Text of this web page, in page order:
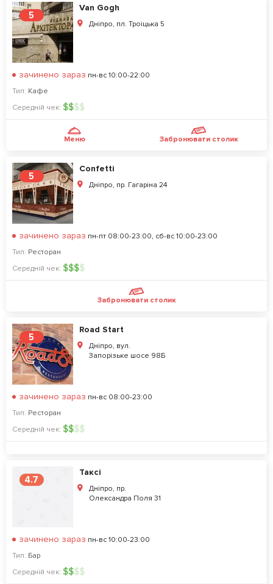
5
Van Gogh
Дніпро, пл. Троіцька 5
зачинено зараз пн-вс 10:00-22:00
Тип: Кафе
Середній чек: $$$$
Меню Забронювати столик
5
Confetti
Дніпро, пр. Гагаріна 24
зачинено зараз пн-пт 08:00-23:00, сб-вс 10:00-23:00
Тип: Ресторан
Середній чек: $$$$
Забронювати столик
5
Road Start
Дніпро, вул.
Запорізьке шосе 98Б
зачинено зараз пн-вс 08:00-23:00
Тип: Ресторан
Середній чек: $$$$
4.7
Таксі
Дніпро, пр.
Олександра Поля 31
зачинено зараз пн-вс 10:00-23:00
Тип: Бар
Середній чек: $$$$